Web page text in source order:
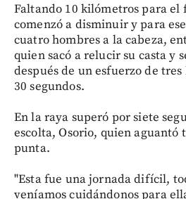
Faltando 10 kilómetros para
comenzó a disminuir y para
cuatro hombres a la cabeza,
quien sacó a relucir su casta y
después de un esfuerzo de
30 segundos.
En la raya superó por siete
escolta, Osorio, quien aguantó
punta.
"Esta fue una jornada difícil,
veníamos cuidándonos para